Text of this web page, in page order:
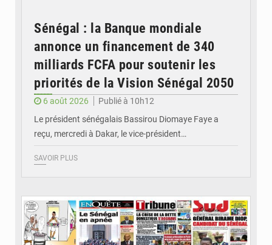
Sénégal : la Banque mondiale
annonce un financement de 340
milliards FCFA pour soutenir les
priorités de la Vision Sénégal 2050
6 août 2026
Publié à 10h12
Le président sénégalais Bassirou Diomaye Faye a
reçu, mercredi à Dakar, le vice-président…
SAVOIR PLUS